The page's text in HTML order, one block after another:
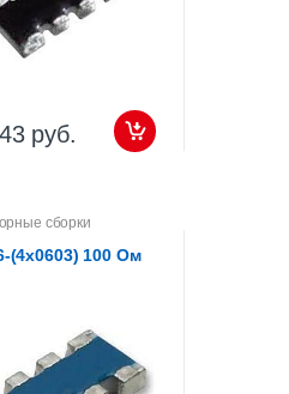
руб.
сборки
(4х0603) 100 Ом